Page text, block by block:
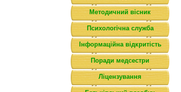
Методичний вісник
Психологічна служба
Інформаційна відкритість
Поради медсестри
Ліцензування